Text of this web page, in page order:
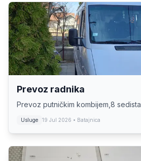
Prevoz radnika
Prevoz putničkim kombijem,8 sedista
Usluge 19 Jul 2026 • Batajnica